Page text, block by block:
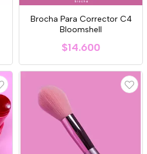
Brocha Para Corrector C4
Bloomshell
$14.600